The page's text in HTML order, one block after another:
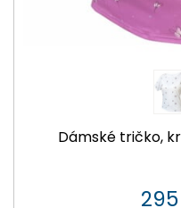
Dámské tričko,